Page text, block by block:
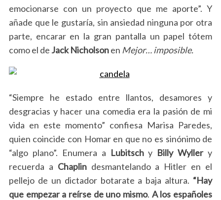
emocionarse con un proyecto que me aporte”. Y
añade que le gustaría, sin ansiedad ninguna por otra
parte, encarar en la gran pantalla un papel tótem
como el de Jack Nicholsonen Mejor… imposible.
“Siempre he estado entre llantos, desamores y
desgracias y hacer una comedia era la pasión de mi
vida en este momento” confiesa Marisa Paredes,
quien coincide con Homar en que no es sinónimo de
“algo plano”. Enumera a Lubitschy Billy Wyllery
recuerda a Chaplindesmantelando a Hitler en el
pellejo de un dictador botarate a baja altura. “Hay
que empezar a reírse de uno mismo. A los españoles
c
f
o
r